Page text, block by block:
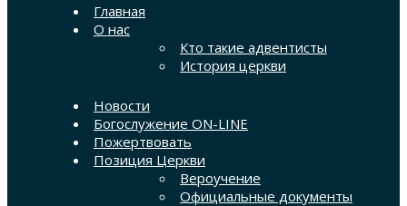
Главная
О нас
Кто такие адвентисты
История церкви
Новости
Богослужение ON-LINE
Пожертвовать
Позиция Церкви
Вероучение
Официальные документы